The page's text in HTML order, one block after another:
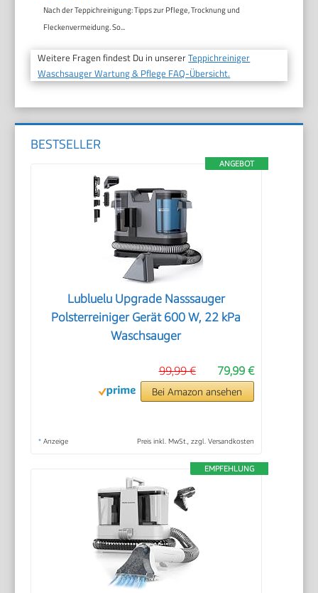
Nach der Teppichreinigung: Tipps zur Pflege, Trocknung und
Fleckenvermeidung. So...
Weitere Fragen findest Du in unsererTeppichreiniger
Waschsauger Wartung & Pflege FAQ-Übersicht.
BESTSELLER
ANGEBOT
Lubluelu Upgrade Nasssauger
Polsterreiniger Gerät 600 W, 22 kPa
Waschsauger
79,99 €
99,99 €
Bei Amazon ansehen
* Anzeige Preis inkl. MwSt., zzgl. Versandkosten
EMPFEHLUNG